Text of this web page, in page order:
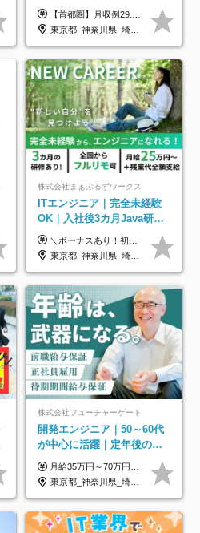
属/月収例29.5万円/Web面接
1回/SE
【首都圏】月収例29.5万円（月給26万円＋諸手当） 【東海・関西】月収例28.5万円（月給25万円＋諸手当） 【九州】月収例26万円（月給23万円＋諸手当） ※経験・スキル・前職給与を踏まえ、総合的に判断して決定します。 例：首都圏 月収例31万円（月給27万円＋諸手当） ◆各種手当 ・通勤手当（上限4万円まで） ・残業代手当（1分単位で全額支給） ※固定残業代制は採用しておりません ・深夜勤務手当 ・資格取得支援（ランクに応じてお祝い金1万円～10万円を支給） ◆昇給：年1回 ◆補足 ・研修中1ヶ月間は、時給1670円となります。 ・試用期間6ヶ月あり。その間の待遇に変更はありません。 ※詳細は面接時にご案内します。
東京都_神奈川県_埼玉県_千葉県_大阪府_愛知県_兵庫県_京都府_福岡県
株式会社まぁぶるずワークス
ITエンジニア｜完全未経験
OK｜入社後3カ月Java研修
｜リモート率8割以上｜充実
のキャリア支援｜残業月10h
＼ボーナスあり！初年度から年収300万円以上／ ■月給25万円～35万円＋残業代全額支給＋各種手当＋賞与年1回 ◎経験・年齢・スキルなどを考慮し、できるだけ優遇します ◎試用期間中(3カ月)は契約社員で、月給21万円＋諸手当になります。 (試用期間中は残業が発生しません。その他の待遇に変更はありません) ----------------- ＼3つの評価軸！実力次第で早期収入アップ！／ 【1】スキル(IT理解、実装力、設計) 【2】実務力(現場評価、コミュ力、品質) 【3】姿勢(自走力、意欲、責任感) この3つの評価軸で、3カ月ごとに評価。社内グレードにより、給与が決まる明確な仕組みです。何ができれば給与が上がるのか分かりやすく、実力や努力次第で早期に収入を増やせます！ 【固定残業代について】 なし（残業代は、実際の労働時間に応じて別途全額支給）
東京都_神奈川県_埼玉県_千葉県_大阪府_愛知県_北海道_青森県_岩手県_宮城県_秋田県_山形県_福島県_茨城県_栃木県_群馬県_新潟県_山梨県_長野県_富山県_石川県_福井県_静岡県_岐阜県_三重県_兵庫県_京都府_滋賀県_奈良県_和歌山県_広島県_岡山県_鳥取県_島根県_山口県_徳島県_香川県_愛媛県_高知県_福岡県_熊本県_佐賀県_長崎県_大分県_宮崎県_鹿児島県_沖縄県
株式会社フューチャーゲート
開発エンジニア｜50～60代
が中心に活躍｜定年後の給
与減ナシ｜年収50万円アッ
プ実績／昇給率92％（直近3
年）
月給35万円～70万円（固定残業代30時間分63,869円～を含む）+賞与年1回 ※30時間を超える分は別途支給します ●これまでのご経験・スキル・前職給与をできる限り考慮します ●待機期間も給与を100％支給します ●試用期間中も給与や福利厚生は同じです ≪年収を維持しながら長く働けます！≫ 一般的な企業では55歳や60歳を機に年収が下がりますが、 当社は役職などではなく「スキルや経験」で評価。 エンジニアとして長く働きながら あなたにふさわしい年収を維持できます！
東京都_神奈川県_埼玉県_千葉県